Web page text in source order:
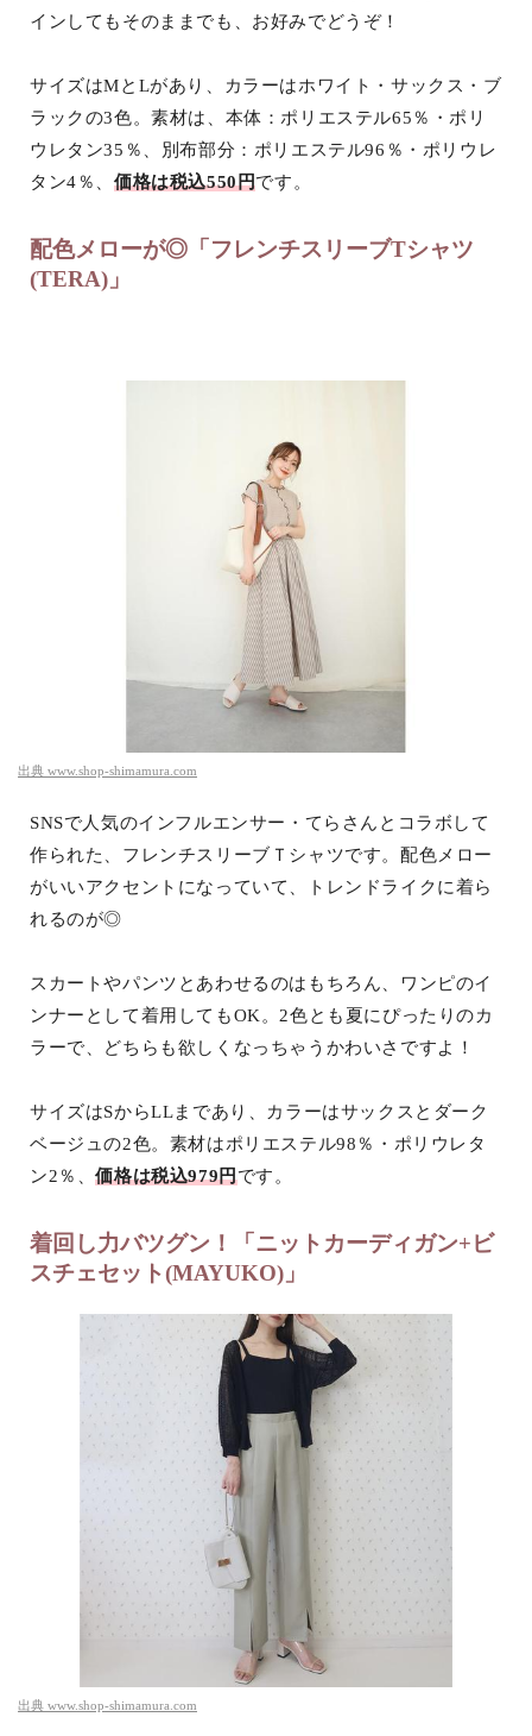
インしてもそのままでも、お好みでどうぞ！
サイズはMとLがあり、カラーはホワイト・サックス・ブ
ラックの3色。素材は、本体：ポリエステル65％・ポリ
ウレタン35％、別布部分：ポリエステル96％・ポリウレ
タン4％、 価格は税込550円です。
配色メローが◎「フレンチスリーブTシャツ
(TERA)」
出典 www.shop-shimamura.com
SNSで人気のインフルエンサー・てらさんとコラボして
作られた、フレンチスリーブＴシャツです。配色メロー
がいいアクセントになっていて、トレンドライクに着ら
れるのが◎
スカートやパンツとあわせるのはもちろん、ワンピのイ
ンナーとして着用してもOK。2色とも夏にぴったりのカ
ラーで、どちらも欲しくなっちゃうかわいさですよ！
サイズはSからLLまであり、カラーはサックスとダーク
ベージュの2色。素材はポリエステル98％・ポリウレタ
ン2％、価格は税込979円です。
着回し力バツグン！「ニットカーディガン+ビ
スチェセット(MAYUKO)」
出典 www.shop-shimamura.com